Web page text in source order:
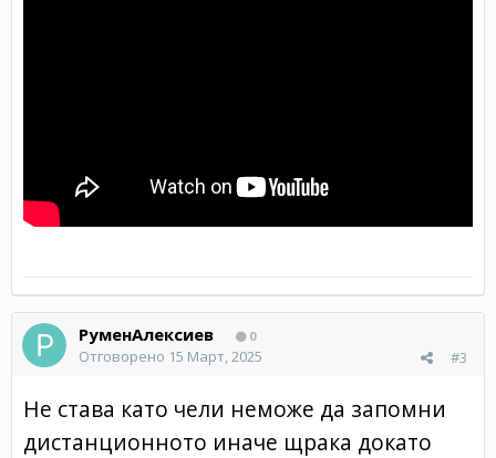
РуменАлексиев 0
#3
Отговорено 15 Март, 2025
Не става като чели неможе да запомни
дистанционното иначе щрака докато